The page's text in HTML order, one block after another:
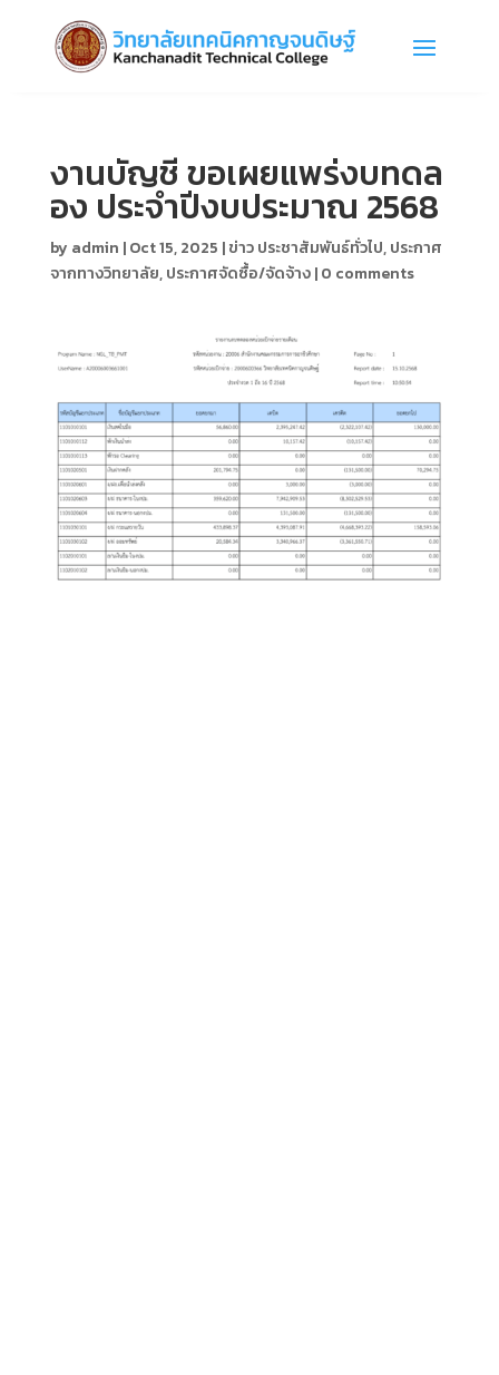
งานบัญชี ขอเผยแพร่งบทดล
อง ประจำปีงบประมาณ 2568
by admin |Oct 15, 2025 |ข่าว ประชาสัมพันธ์ทั่วไป,ประกาศ
จากทางวิทยาลัย,ประกาศจัดซื้อ/จัดจ้าง|0 comments